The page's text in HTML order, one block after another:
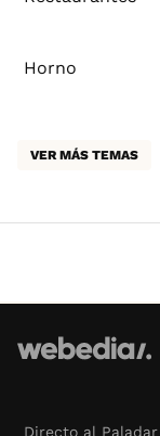
Horno
VER MÁS TEMAS
Directo al Paladar